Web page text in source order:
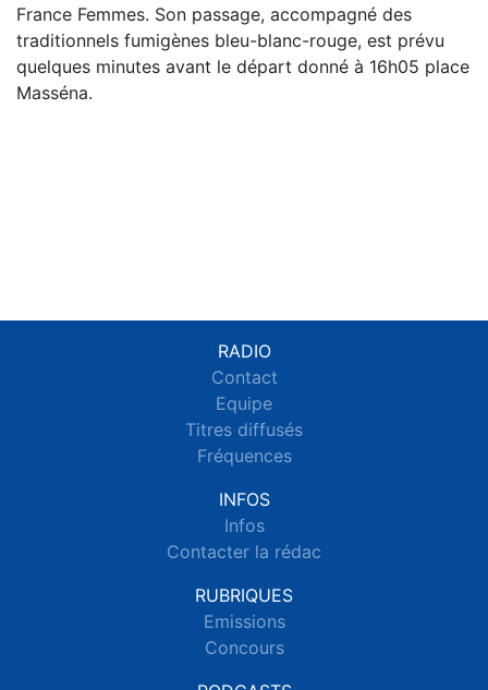
France Femmes. Son passage, accompagné des
traditionnels fumigènes bleu-blanc-rouge, est prévu
quelques minutes avant le départ donné à 16h05 place
Masséna.
RADIO
Contact
Equipe
Titres diffusés
Fréquences
INFOS
Infos
Contacter la rédac
RUBRIQUES
Emissions
Concours